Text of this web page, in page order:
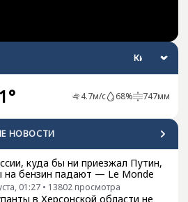
4.7м/с 68% 747мм
НОВОСТИ
куда бы ни приезжал Путин,
на бензин падают — Le Monde
01:27 • 13802 просмотра
в Херсонской области не